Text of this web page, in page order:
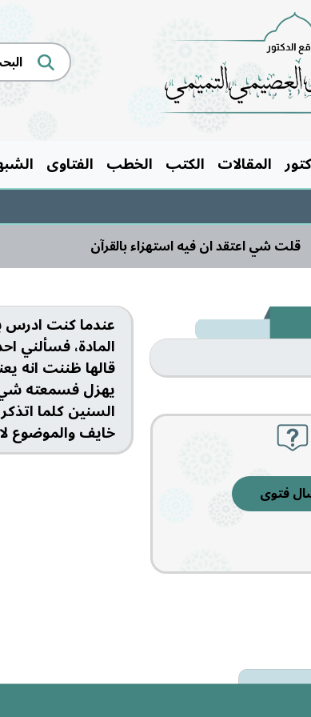
المقالات الكتب الخطب الفتاوى
قلت شي اعتقد ان فيه استهزاء بالقرآن
فتوى
عندما كنت ادرس
المادة، فسألني
قالها ظننت انه
يهزل فسمعته شي
السنين كلما
خايف والموضوع لا